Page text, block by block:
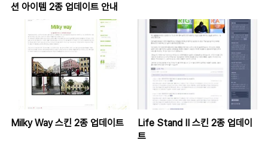
션 아이템 2종 업데이트 안내
Milky Way 스킨 2종 업데이트
Life Stand II 스킨 2종 업데이
트